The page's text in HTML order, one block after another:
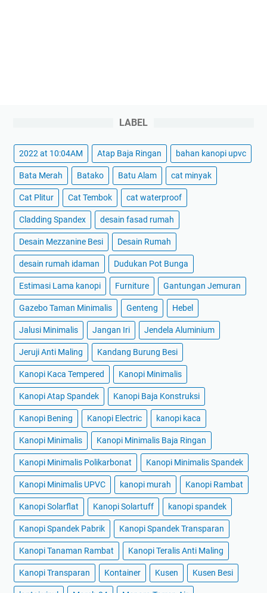
LABEL
2022 at 10:04AM Atap Baja Ringan bahan kanopi upvc
Bata Merah Batako Batu Alam cat minyak
Cat Plitur Cat Tembok cat waterproof
Cladding Spandex desain fasad rumah
Desain Mezzanine Besi Desain Rumah
desain rumah idaman Dudukan Pot Bunga
Estimasi Lama kanopi Furniture Gantungan Jemuran
Gazebo Taman Minimalis Genteng Hebel
Jalusi Minimalis Jangan Iri Jendela Aluminium
Jeruji Anti Maling Kandang Burung Besi
Kanopi Kaca Tempered Kanopi Minimalis
Kanopi Atap Spandek Kanopi Baja Konstruksi
Kanopi Bening Kanopi Electric kanopi kaca
Kanopi Minimalis Kanopi Minimalis Baja Ringan
Kanopi Minimalis Polikarbonat Kanopi Minimalis Spandek
Kanopi Minimalis UPVC kanopi murah Kanopi Rambat
Kanopi Solarflat Kanopi Solartuff kanopi spandek
Kanopi Spandek Pabrik Kanopi Spandek Transparan
Kanopi Tanaman Rambat Kanopi Teralis Anti Maling
Kanopi Transparan Kontainer Kusen Kusen Besi